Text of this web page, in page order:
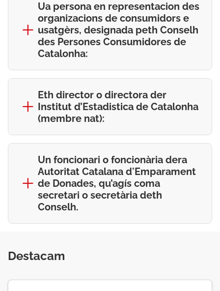
Ua persona en representacion des
organizacions de consumidors e
usatgèrs, designada peth Conselh
des Persones Consumidores de
Catalonha:
Eth director o directora der
Institut d’Estadistica de Catalonha
(membre nat):
Un foncionari o foncionària dera
Autoritat Catalana d'Emparament
de Donades, qu’agís coma
secretari o secretària deth
Conselh.
Destacam